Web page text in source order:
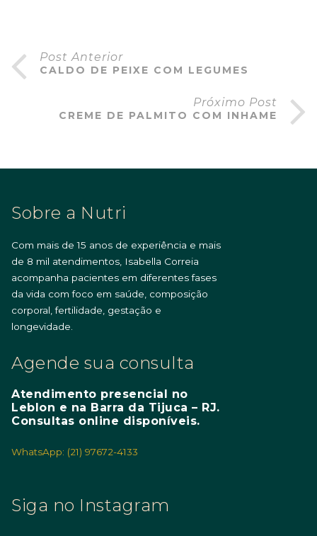
Post Anterior
CALDO DE PEIXE COM LEGUMES
Próximo Post
CREME DE PALMITO COM INHAME
Sobre a Nutri
Com mais de 15 anos de experiência e mais
de 8 mil atendimentos, Isabella Correia
acompanha pacientes em diferentes fases
da vida com foco em saúde, composição
corporal, fertilidade, gestação e
longevidade.
Agende sua consulta
Atendimento presencial no
Leblon e na Barra da Tijuca – RJ.
Consultas online disponíveis.
WhatsApp: (21) 97672-4133
Siga no Instagram